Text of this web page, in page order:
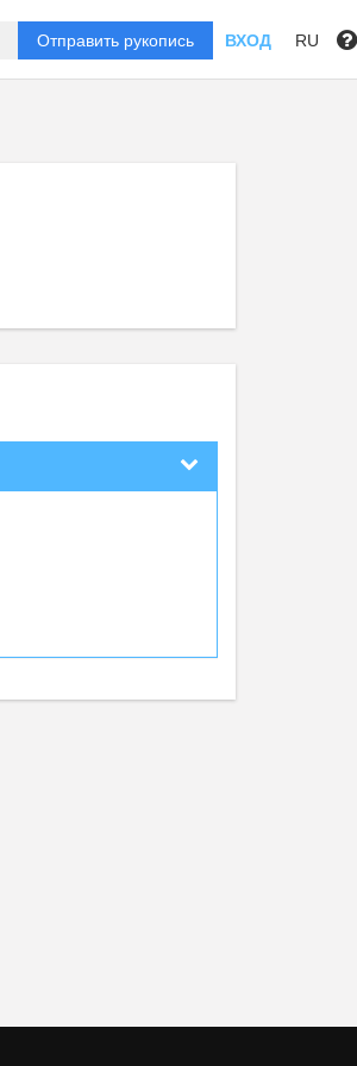
Отправить рукопись ВХОД RU